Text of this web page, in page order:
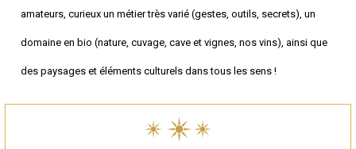
amateurs, curieux un métier très varié (gestes, outils, secrets), un
domaine en bio (nature, cuvage, cave et vignes, nos vins), ainsi que
des paysages et éléments culturels dans tous les sens !